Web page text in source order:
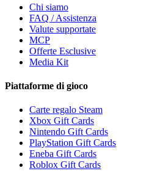
Chi siamo
FAQ / Assistenza
Valute supportate
MCP
Offerte Esclusive
Media Kit
Piattaforme di gioco
Carte regalo Steam
Xbox Gift Cards
Nintendo Gift Cards
PlayStation Gift Cards
Eneba Gift Cards
Roblox Gift Cards